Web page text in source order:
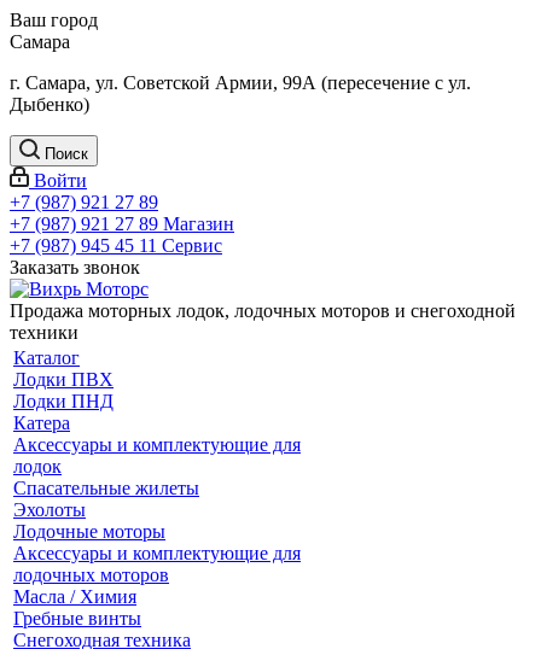
Ваш город
Самара
г. Самара, ул. Советской Армии, 99А (пересечение с ул.
Дыбенко)
Поиск
Войти
+7 (987) 921 27 89
+7 (987) 921 27 89 Магазин
+7 (987) 945 45 11 Сервис
Заказать звонок
Продажа моторных лодок, лодочных моторов и снегоходной
техники
Каталог
Лодки ПВХ
Лодки ПНД
Катера
Аксессуары и комплектующие для
лодок
Спасательные жилеты
Эхолоты
Лодочные моторы
Аксессуары и комплектующие для
лодочных моторов
Масла / Химия
Гребные винты
Снегоходная техника